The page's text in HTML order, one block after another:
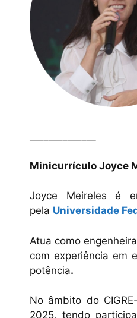
Minicurrículo Joyce
Joyce Meireles é
pela Universidade
Atua como
com experiência em
potência.
No âmbito do
2025, tendo